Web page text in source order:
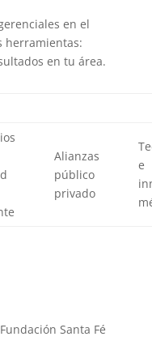
en el
herramientas:
en tu área.
Alianzas
público
privado
e
Santa Fé